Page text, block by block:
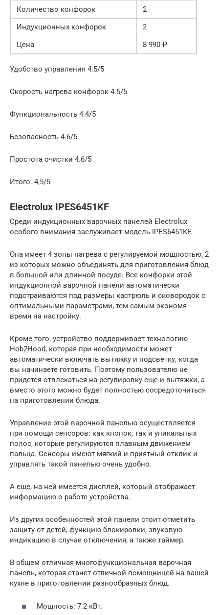
Количество конфорок
2
Индукционных конфорок
2
Цена
8 990 ₽
Удобство управления 4.5/5
Скорость нагрева конфорок 4.5/5
Функциональность 4.4/5
Безопасность 4.6/5
Простота очистки 4.6/5
Итого: 4,5/5
Electrolux IPES6451KF
Среди индукционных варочных панелей Electrolux
особого внимания заслуживает модель IPES6451KF.
Она имеет 4 зоны нагрева с регулируемой мощностью, 2
из которых можно объединять для приготовления блюд
в большой или длинной посуде. Все конфорки этой
индукционной варочной панели автоматически
подстраиваются под размеры кастрюль и сковородок с
оптимальными параметрами, тем самым экономя
время на настройку.
Кроме того, устройство поддерживает технологию
Hob2Hood, которая при необходимости может
автоматически включать вытяжку и подсветку, когда
вы начинаете готовить. Поэтому пользователю не
придется отвлекаться на регулировку еще и вытяжки, а
вместо этого можно будет полностью сосредоточиться
на приготовлении блюда.
Управление этой варочной панелью осуществляется
при помощи сенсоров: как кнопок, так и уникальных
полос, которые регулируются плавным движением
пальца. Сенсоры имеют мягкий и приятный отклик и
управлять такой панелью очень удобно.
А еще, на ней имеется дисплей, который отображает
информацию о работе устройства.
Из других особенностей этой панели стоит отметить
защиту от детей, функцию блокировки, звуковую
индикацию в случае отключения, а также таймер.
В общем отличная многофункциональная варочная
панель, которая станет отличной помощницей на вашей
кухне в приготовлении разнообразных блюд.
Мощность: 7.2 кВт.